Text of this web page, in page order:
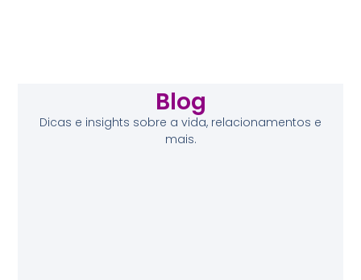
Blog
Dicas e insights sobre a vida, relacionamentos e
mais.